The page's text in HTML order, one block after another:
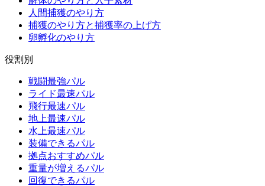
人間捕獲のやり方
捕獲のやり方と捕獲率の上げ方
卵孵化のやり方
役割別
戦闘最強パル
ライド最速パル
飛行最速パル
地上最速パル
水上最速パル
装備できるパル
拠点おすすめパル
重量が増えるパル
回復できるパル